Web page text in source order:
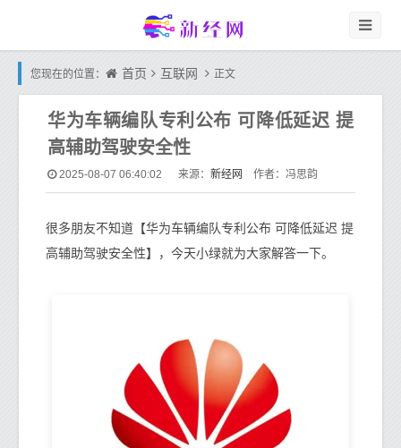
您现在的位置： 首页 互联网 正文
华为车辆编队专利公布 可降低延迟 提
高辅助驾驶安全性
2025-08-07 06:40:02 来源： 新经网 作者：冯思韵
很多朋友不知道【华为车辆编队专利公布 可降低延迟 提
高辅助驾驶安全性】，今天小绿就为大家解答一下。